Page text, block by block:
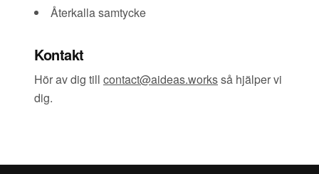
Återkalla samtycke
Kontakt
Hör av dig till contact@aideas.worksså hjälper vi
dig.